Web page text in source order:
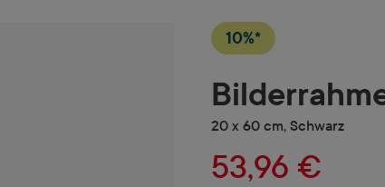
10%*
20 x 60 cm, Schwarz
53,96 €